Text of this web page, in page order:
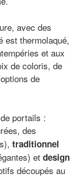
avec des
est thermolaqué,
et aux
de coloris, de
de
portails :
des
traditionnel
et design
découpés au